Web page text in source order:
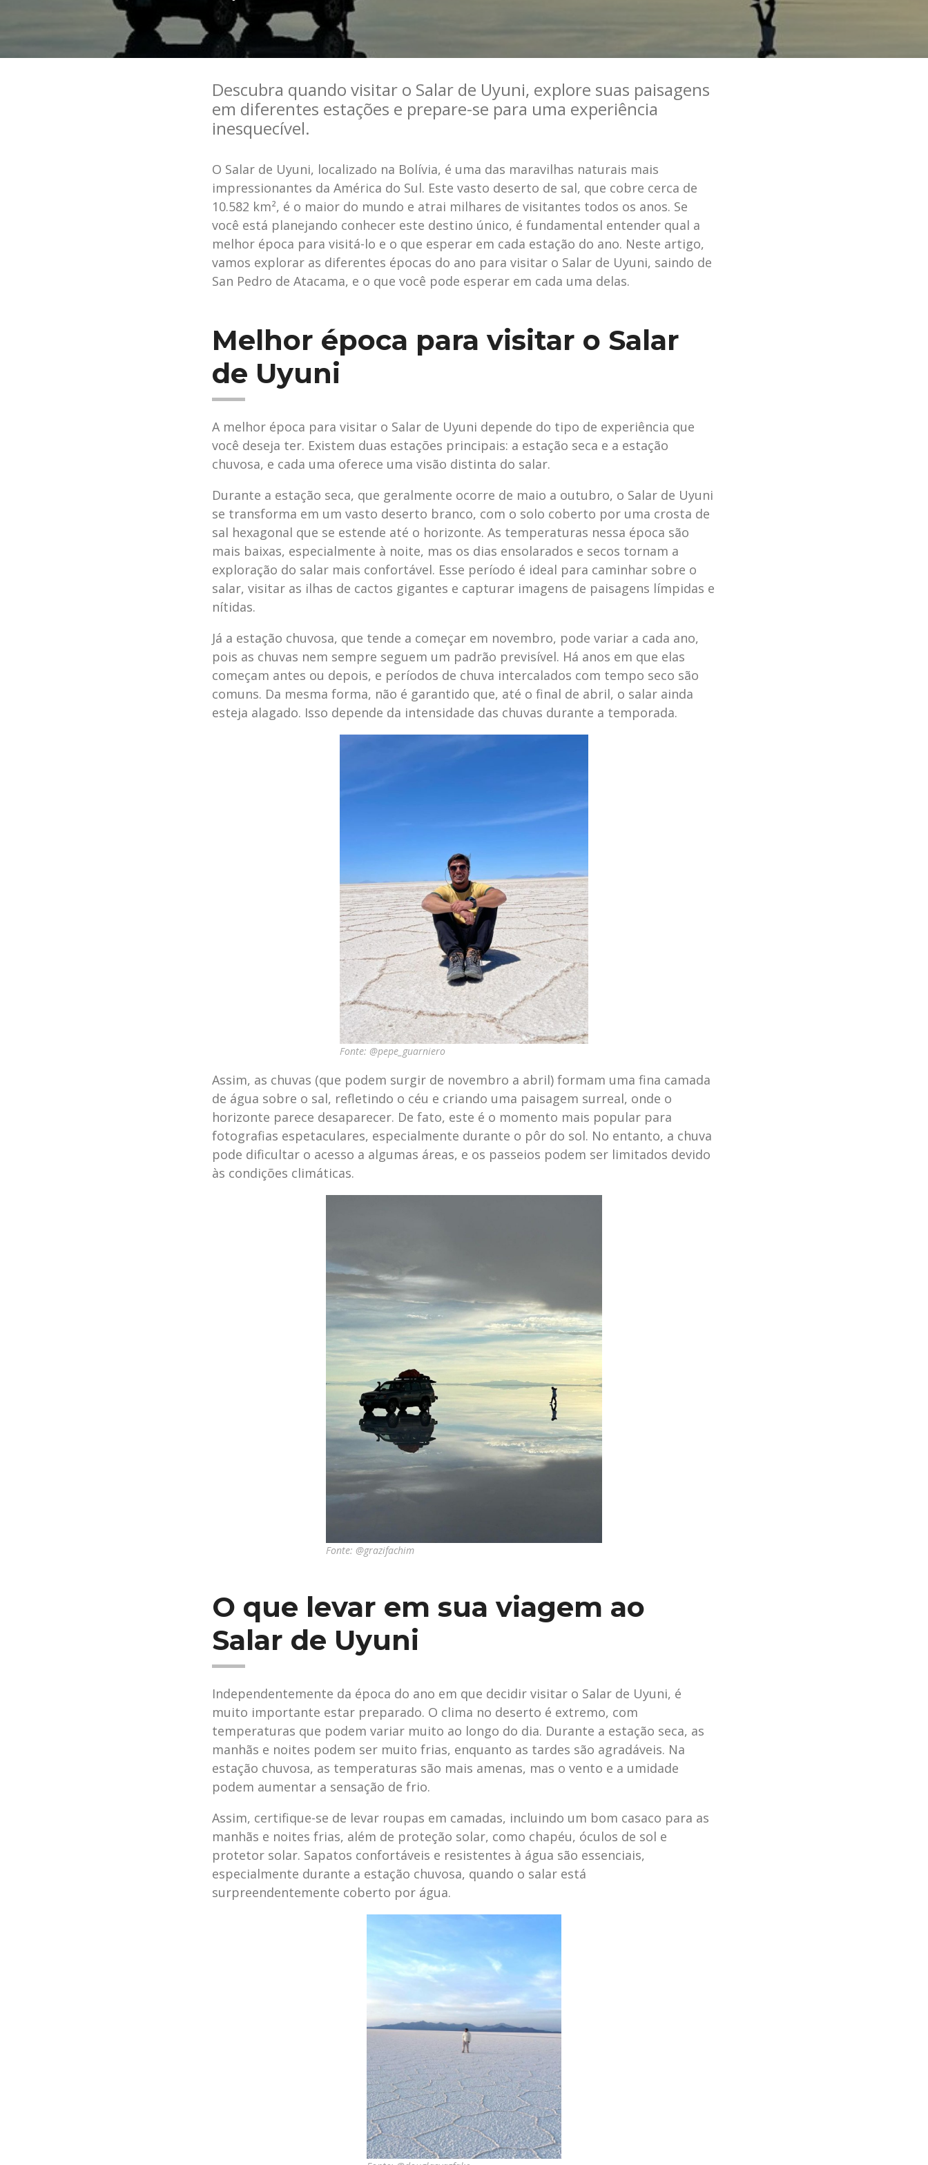
Descubra quando visitar o Salar de Uyuni, explore suas paisagens
em diferentes estações e prepare-se para uma experiência
inesquecível.
O Salar de Uyuni, localizado na Bolívia, é uma das maravilhas naturais mais
impressionantes da América do Sul. Este vasto deserto de sal, que cobre cerca de
10.582 km², é o maior do mundo e atrai milhares de visitantes todos os anos. Se
você está planejando conhecer este destino único, é fundamental entender qual a
melhor época para visitá-lo e o que esperar em cada estação do ano. Neste artigo,
vamos explorar as diferentes épocas do ano para visitar o Salar de Uyuni, saindo de
San Pedro de Atacama, e o que você pode esperar em cada uma delas.
Melhor época para visitar o Salar
de Uyuni
A melhor época para visitar o Salar de Uyuni depende do tipo de experiência que
você deseja ter. Existem duas estações principais: a estação seca e a estação
chuvosa, e cada uma oferece uma visão distinta do salar.
Durante a estação seca, que geralmente ocorre de maio a outubro, o Salar de Uyuni
se transforma em um vasto deserto branco, com o solo coberto por uma crosta de
sal hexagonal que se estende até o horizonte. As temperaturas nessa época são
mais baixas, especialmente à noite, mas os dias ensolarados e secos tornam a
exploração do salar mais confortável. Esse período é ideal para caminhar sobre o
salar, visitar as ilhas de cactos gigantes e capturar imagens de paisagens límpidas e
nítidas.
Já a estação chuvosa, que tende a começar em novembro, pode variar a cada ano,
pois as chuvas nem sempre seguem um padrão previsível. Há anos em que elas
começam antes ou depois, e períodos de chuva intercalados com tempo seco são
comuns. Da mesma forma, não é garantido que, até o final de abril, o salar ainda
esteja alagado. Isso depende da intensidade das chuvas durante a temporada.
Fonte: @pepe_guarniero
Assim, as chuvas (que podem surgir de novembro a abril) formam uma fina camada
de água sobre o sal, refletindo o céu e criando uma paisagem surreal, onde o
horizonte parece desaparecer. De fato, este é o momento mais popular para
fotografias espetaculares, especialmente durante o pôr do sol. No entanto, a chuva
pode dificultar o acesso a algumas áreas, e os passeios podem ser limitados devido
às condições climáticas.
Fonte: @grazifachim
O que levar em sua viagem ao
Salar de Uyuni
Independentemente da época do ano em que decidir visitar o Salar de Uyuni, é
muito importante estar preparado. O clima no deserto é extremo, com
temperaturas que podem variar muito ao longo do dia. Durante a estação seca, as
manhãs e noites podem ser muito frias, enquanto as tardes são agradáveis. Na
estação chuvosa, as temperaturas são mais amenas, mas o vento e a umidade
podem aumentar a sensação de frio.
Assim, certifique-se de levar roupas em camadas, incluindo um bom casaco para as
manhãs e noites frias, além de proteção solar, como chapéu, óculos de sol e
protetor solar. Sapatos confortáveis e resistentes à água são essenciais,
especialmente durante a estação chuvosa, quando o salar está
surpreendentemente coberto por água.